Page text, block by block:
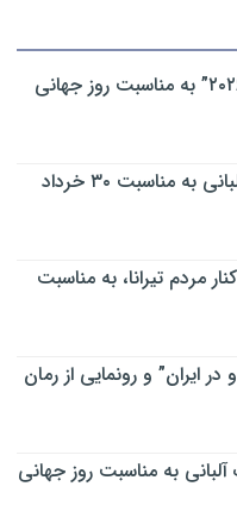
نشست “هیئت صلح ۲۰۲۶” به مناسبت روز جهانی
مناسبت ۳۰ خرداد
مردم تیرانا، به مناسبت
در ایران” و رونمایی از رمان
به مناسبت روز جهانی